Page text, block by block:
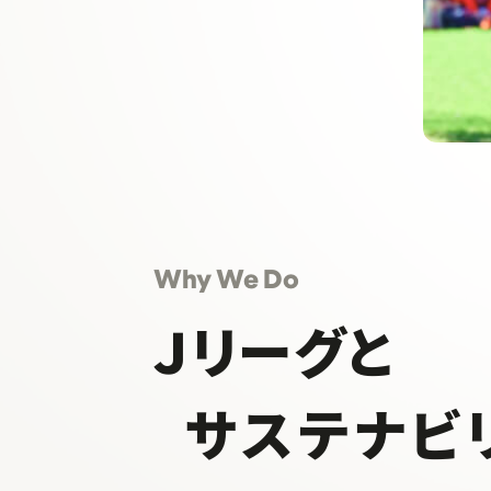
Why We Do
Ｊリーグと
サステナビ